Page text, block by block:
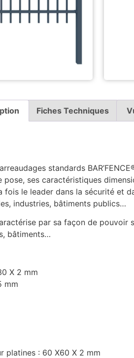
Fiches Techniques
standards
ses caractéristiques
fois le leader dans la sécurité et
industries, bâtiments publics…
par sa façon de pouvoir
bâtiments…
X 2 mm
mm
platines : 60 X60 X 2 mm